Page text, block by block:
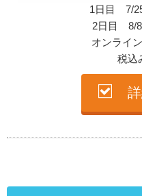
1日目 7/
2日目 8/
オンライ
税込
詳